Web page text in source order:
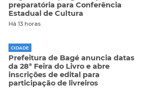
preparatória para Conferência
Estadual de Cultura
Há 13 horas
CIDADE
Prefeitura de Bagé anuncia datas
da 28ª Feira do Livro e abre
inscrições de edital para
participação de livreiros